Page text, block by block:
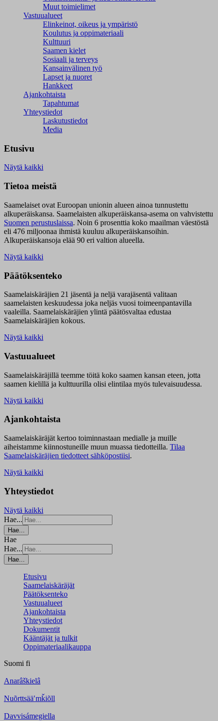
Muut toimielimet
Vastuualueet
Elinkeinot, oikeus ja ympäristö
Koulutus ja oppimateriaali
Kulttuuri
Saamen kielet
Sosiaali ja terveys
Kansainvälinen työ
Lapset ja nuoret
Hankkeet
Ajankohtaista
Tapahtumat
Yhteystiedot
Laskutustiedot
Media
Etusivu
Näytä kaikki
Tietoa meistä
Saamelaiset ovat Euroopan unionin alueen ainoa tunnustettu
alkuperäiskansa. Saamelaisten alkuperäiskansa-asema on vahvistettu
Suomen perustuslaissa. Noin 6 prosenttia koko maailman väestöstä
eli 476 miljoonaa ihmistä kuuluu alkuperäiskansoihin.
Alkuperäiskansoja elää 90 eri valtion alueella.
Näytä kaikki
Päätöksenteko
Saamelaiskäräjien 21 jäsentä ja neljä varajäsentä valitaan
saamelaisten keskuudessa joka neljäs vuosi toimeenpantavilla
vaaleilla. Saamelaiskäräjien ylintä päätösvaltaa edustaa
Saamelaiskäräjien kokous.
Näytä kaikki
Vastuualueet
Saamelaiskäräjillä teemme töitä koko saamen kansan eteen, jotta
saamen kielillä ja kulttuurilla olisi elintilaa myös tulevaisuudessa.
Näytä kaikki
Ajankohtaista
Saamelaiskäräjät kertoo toiminnastaan medialle ja muille
aiheistamme kiinnostuneille muun muassa tiedotteilla. Tilaa
Saamelaiskäräjien tiedotteet sähköpostiisi.
Näytä kaikki
Yhteystiedot
Näytä kaikki
Hae...
Hae...
Hae
Hae...
Hae...
Etusivu
Saamelaiskäräjät
Päätöksenteko
Vastuualueet
Ajankohtaista
Yhteystiedot
Dokumentit
Kääntäjät ja tulkit
Oppimateriaalikauppa
Suomi fi
Anarâškielâ
Nuõrttsääʹmǩiõll
Davvisámegiella